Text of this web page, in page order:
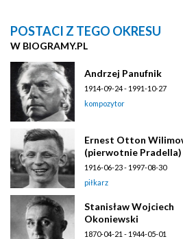
POSTACI Z TEGO OKRESU
W BIOGRAMY.PL
Andrzej Panufnik
1914-09-24 - 1991-10-27
kompozytor
Ernest Otton
(pierwotnie Pradella)
1916-06-23 - 1997-08-30
piłkarz
Stanisław Wojciech
Okoniewski
1870-04-21 - 1944-05-01